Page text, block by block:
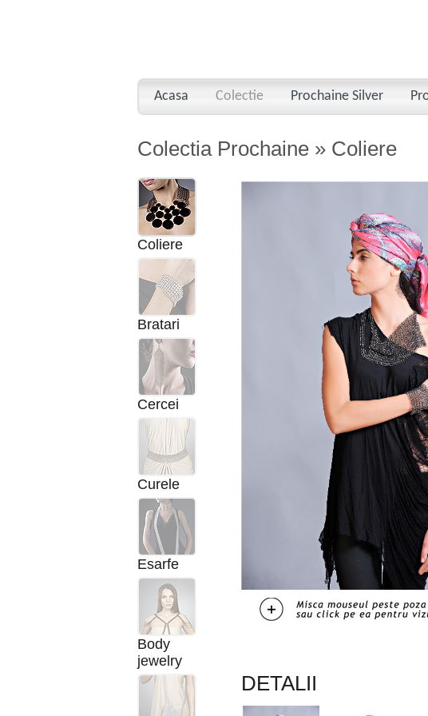
Acasa Colectie Prochaine Silver
Colectia Prochaine » Coliere
Coliere
Bratari
Cercei
Curele
Esarfe
Body
jewelry
DETALII